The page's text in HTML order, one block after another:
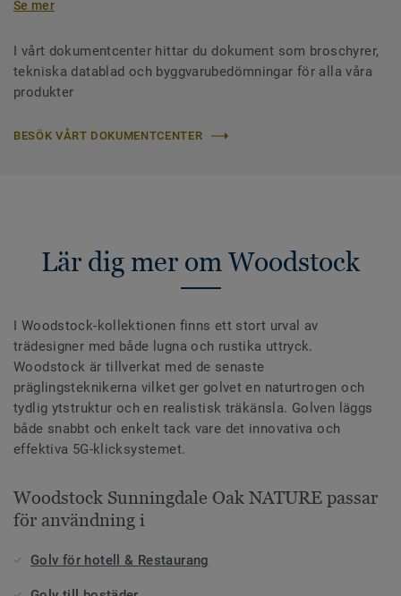
Se mer
I vårt dokumentcenter hittar du dokument som broschyrer,
tekniska datablad och byggvarubedömningar för alla våra
produkter
BESÖK VÅRT DOKUMENTCENTER
Lär dig mer om Woodstock
I Woodstock-kollektionen finns ett stort urval av
trädesigner med både lugna och rustika uttryck.
Woodstock är tillverkat med de senaste
präglingsteknikerna vilket ger golvet en naturtrogen och
tydlig ytstruktur och en realistisk träkänsla. Golven läggs
både snabbt och enkelt tack vare det innovativa och
effektiva 5G-klicksystemet.
Woodstock Sunningdale Oak NATURE passar
för användning i
Golv för hotell & Restaurang